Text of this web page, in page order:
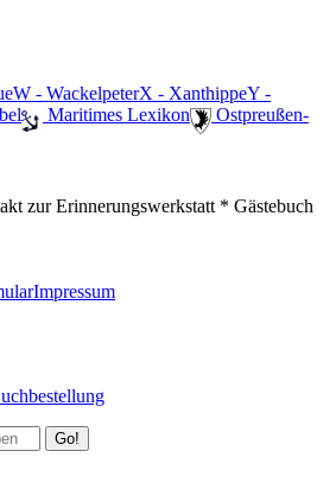
W - WackelpeterX - XanthippeY -
️ Maritimes Lexikon
️ Ostpreußen-
zur Erinnerungswerkstatt * Gästebuch
Impressum